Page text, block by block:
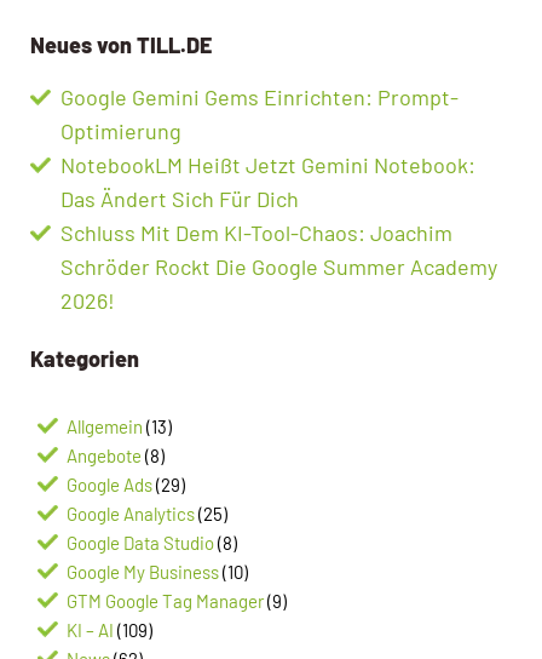
Neues von TILL.DE
Google Gemini Gems Einrichten: Prompt-
Optimierung
NotebookLM Heißt Jetzt Gemini Notebook:
Das Ändert Sich Für Dich
Schluss Mit Dem KI-Tool-Chaos: Joachim
Schröder Rockt Die Google Summer Academy
2026!
Kategorien
Allgemein (13)
Angebote (8)
Google Ads(29)
Google Analytics(25)
Google Data Studio(8)
Google My Business(10)
GTM Google Tag Manager(9)
KI – AI (109)